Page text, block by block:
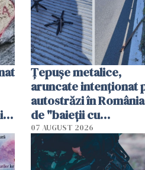
Țepușe metalice,
aruncate intenționat
autostrăzi în România
de "baieții cu
platforme": "Mi-au
cerut 1200 lei să mă
tracteze"
07 AUGUST 2026